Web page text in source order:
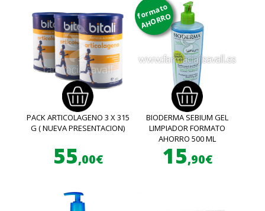
PACK ARTICOLAGENO 3 X 315
G ( NUEVA PRESENTACION)
55,00€
formato
AHORRO
BIODERMA SEBIUM GEL
LIMPIADOR FORMATO
AHORRO 500 ML
15,90€